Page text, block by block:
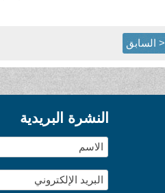
< السابق
النشرة البريدية